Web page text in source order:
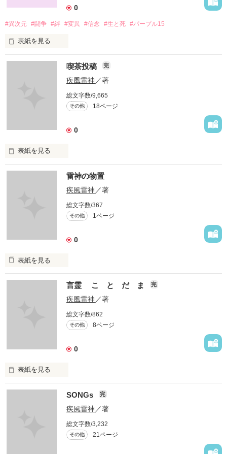
澱みなく、しずかに流れる時の中、ガレアはいつまでも町を
その時が、くるまでは。
0
#異次元 #闘争 #絆 #変異 #信念 #生と死 #パープル15
表紙を見る
最も力ある者に大いなる魂が宿るという。
野望達成のため、無念の過去をやり直すため、自らの意思で
闘いに挑む者がいる。
望まぬまま、巻き込まれる者がいる。
時間すら支配され、魂が交錯する。
―始めようか、退屈なデスゲームを―
喫茶投稿 完
疾風雷神 ／著
総文字数/9,665
その他 18ページ
0
表紙を見る
とある作家さまの企画に投稿した作品。
暇潰しにどうぞ。
雷神の物置
疾風雷神 ／著
総文字数/367
その他 1ページ
0
表紙を見る
知識やら見識やら、脳内のガラクタ置き場です。
多分、役に立つことはないものと…
言霊 こ と だ ま 完
疾風雷神／著
総文字数/862
その他 8ページ
0
表紙を見る
言葉には
SONGs 完
疾風雷神／著
総文字数/3,232
その他 21ページ